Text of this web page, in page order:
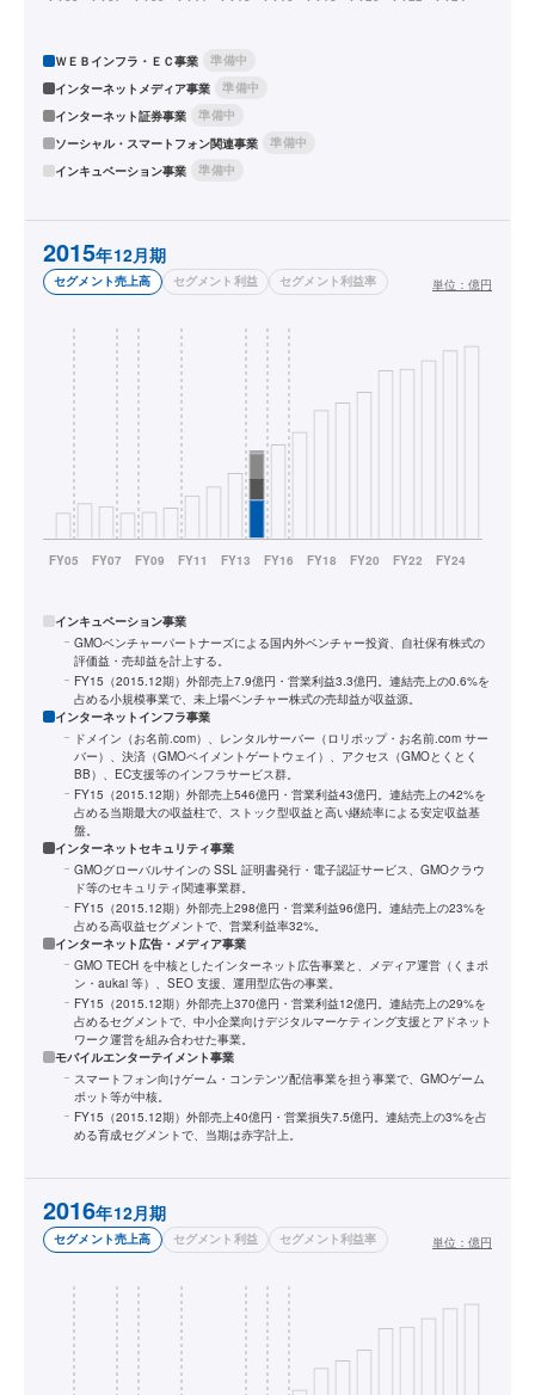
ＷＥＢインフラ・ＥＣ事業
準備中
インターネットメディア事業
準備中
インターネット証券事業
準備中
ソーシャル・スマートフォン関連事業
準備中
インキュベーション事業
準備中
2015年12月期
セグメント売上高 セグメント利益 セグメント利益率 単位： 億円
インキュベーション事業
GMOベンチャーパートナーズによる国内外ベンチャー投資、自社保有株式の
評価益・売却益を計上する。
FY15（2015.12期）外部売上7.9億円・営業利益3.3億円。連結売上の0.6%を
占める小規模事業で、未上場ベンチャー株式の売却益が収益源。
インターネットインフラ事業
ドメイン（お名前.com）、レンタルサーバー（ロリポップ・お名前.com サー
バー）、決済（GMOペイメントゲートウェイ）、アクセス（GMOとくとく
BB）、EC支援等のインフラサービス群。
FY15（2015.12期）外部売上546億円・営業利益43億円。連結売上の42%を
占める当期最大の収益柱で、ストック型収益と高い継続率による安定収益基
盤。
インターネットセキュリティ事業
GMOグローバルサインの SSL 証明書発行・電子認証サービス、GMOクラウ
ド等のセキュリティ関連事業群。
FY15（2015.12期）外部売上298億円・営業利益96億円。連結売上の23%を
占める高収益セグメントで、営業利益率32%。
インターネット広告・メディア事業
GMO TECH を中核としたインターネット広告事業と、メディア運営（くまポ
ン・aukai 等）、SEO 支援、運用型広告の事業。
FY15（2015.12期）外部売上370億円・営業利益12億円。連結売上の29%を
占めるセグメントで、中小企業向けデジタルマーケティング支援とアドネット
ワーク運営を組み合わせた事業。
モバイルエンターテイメント事業
スマートフォン向けゲーム・コンテンツ配信事業を担う事業で、GMOゲーム
ポット等が中核。
FY15（2015.12期）外部売上40億円・営業損失7.5億円。連結売上の3%を占
める育成セグメントで、当期は赤字計上。
2016年12月期
セグメント売上高 セグメント利益 セグメント利益率 単位： 億円